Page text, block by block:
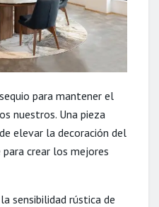
para mantener el
nuestros. Una pieza
elevar la decoración del
crear los mejores
sensibilidad rústica de